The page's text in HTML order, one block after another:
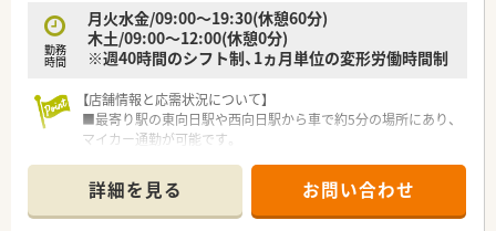
勤務
時間
月火水金/09:00～19:30(休憩60分)
木土/09:00～12:00(休憩0分)
※週40時間のシフト制、1ヵ月単位の変形労働時間制
【店舗情報と応需状況について】
■最寄り駅の東向日駅や西向日駅から車で約5分の場所にあり、
マイカー通勤が可能です。
枚程度です。
■薬剤師2名と医療事務が数名体制で、患者様一人ひとりに丁寧
に対応しています。
詳細を見る お問い合わせ